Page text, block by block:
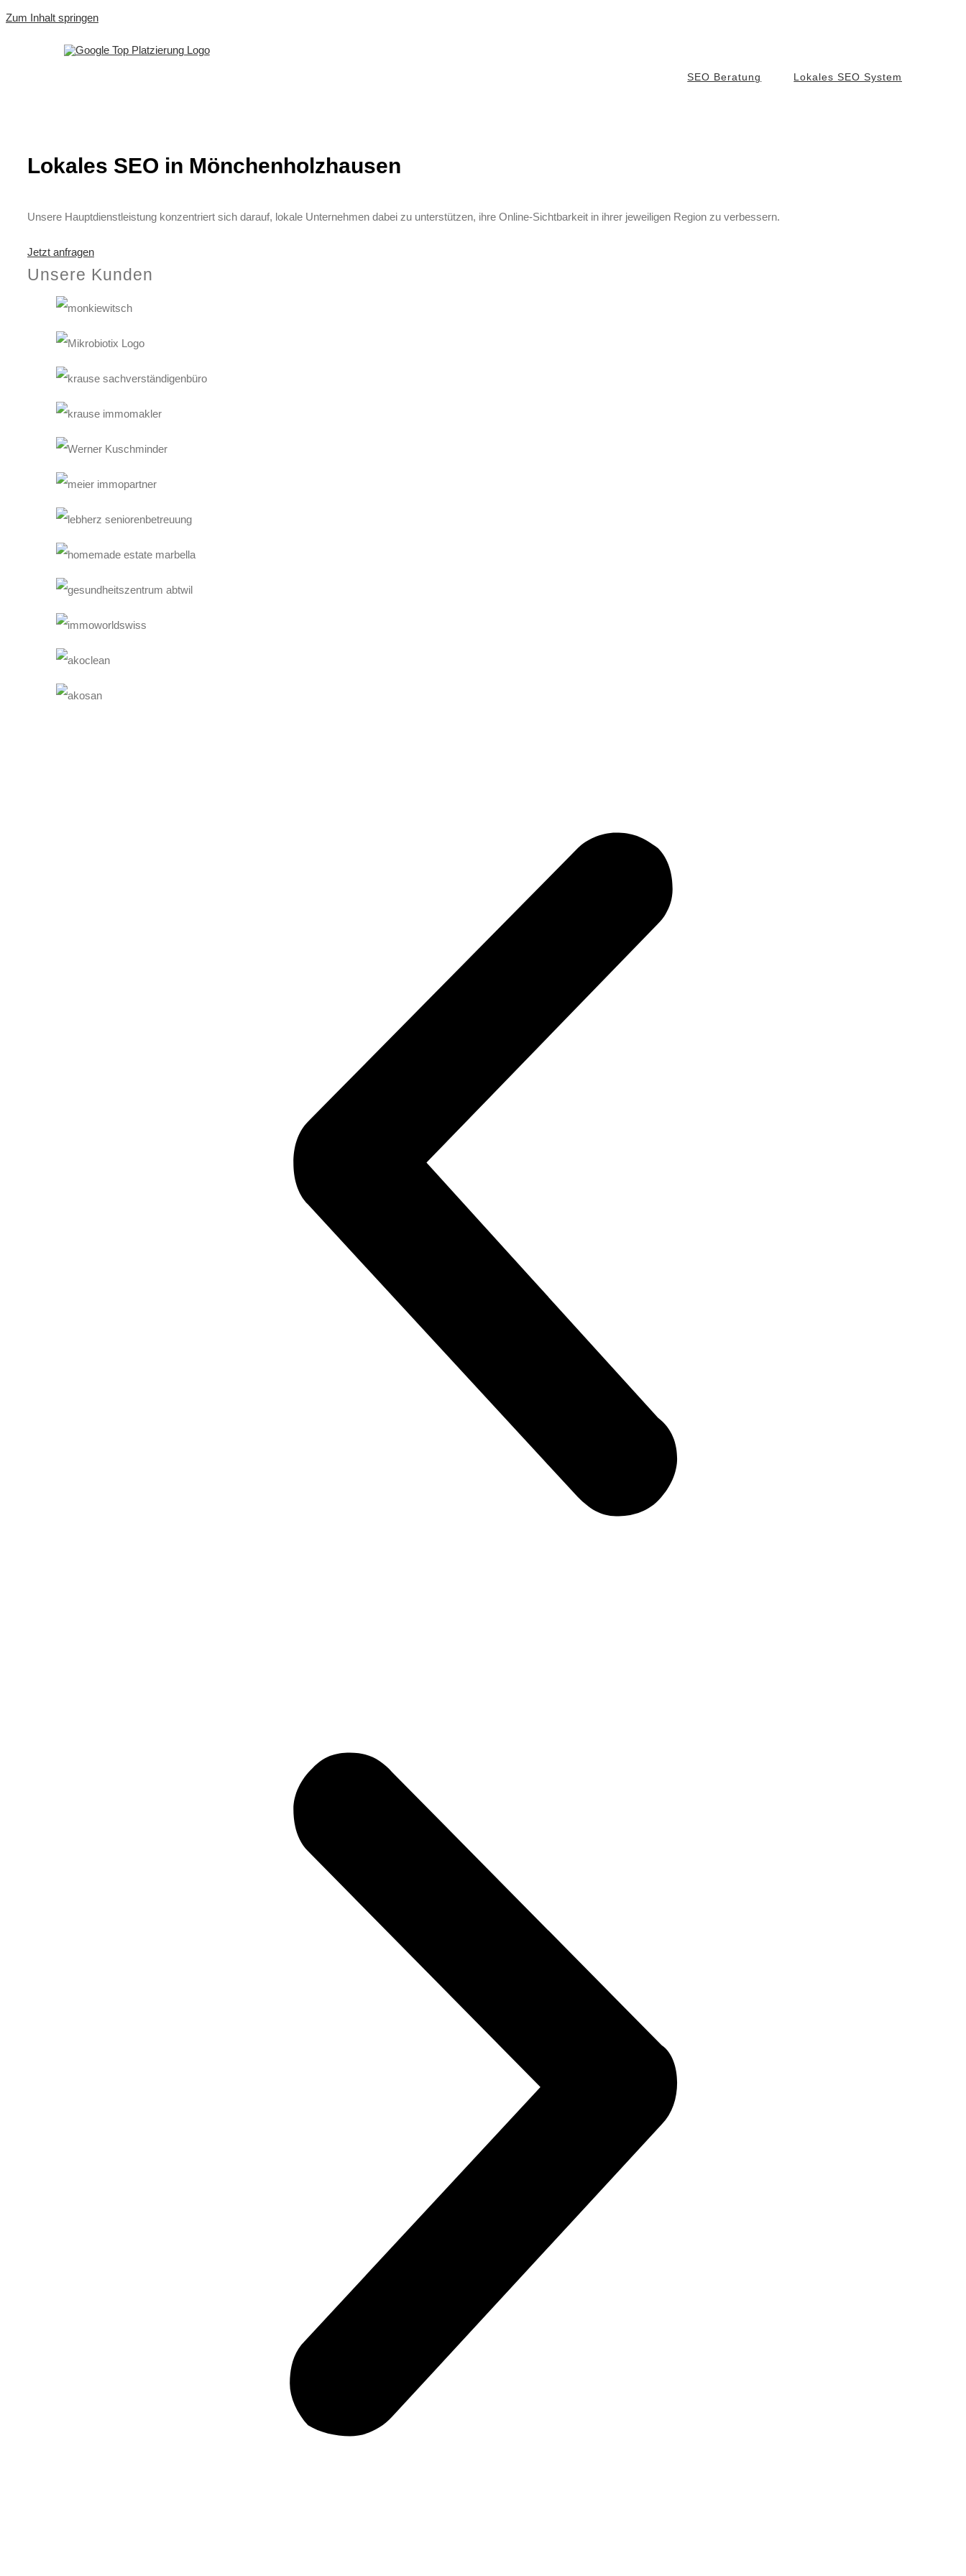
Zum Inhalt springen
SEO Beratung Lokales SEO System
Lokales SEO in Mönchenholzhausen
Unsere Hauptdienstleistung konzentriert sich darauf, lokale Unternehmen dabei zu unterstützen, ihre Online-Sichtbarkeit in ihrer jeweiligen Region zu verbessern.
Jetzt anfragen
Unsere Kunden